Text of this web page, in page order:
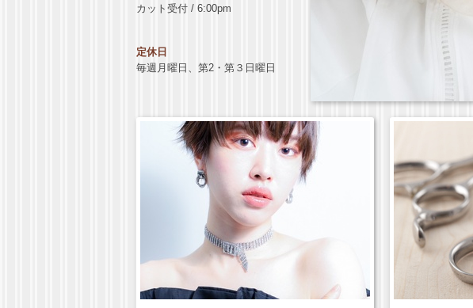
カット受付 / 6:00pm
定休日
毎週月曜日、第2・第３日曜日